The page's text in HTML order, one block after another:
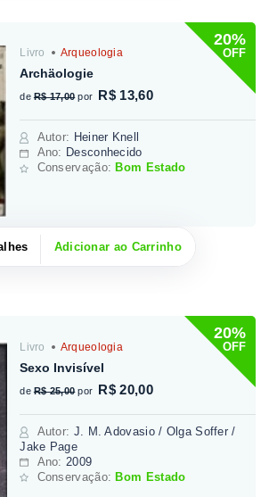
20%
OFF
Livro Arqueologia
Archäologie
de R$ 17,00 por R$ 13,60
Autor: Heiner Knell
Ano: Desconhecido
Conservação: Bom Estado
Adicionar ao Carrinho
20%
OFF
Livro Arqueologia
Sexo Invisível
de R$ 25,00 por R$ 20,00
Autor: J. M. Adovasio / Olga Soffer /
Jake Page
Ano: 2009
Conservação:Bom Estado